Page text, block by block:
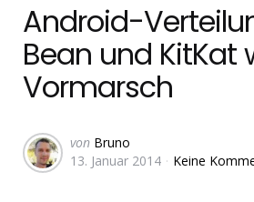
Android-
Bean und KitKat
Vormarsch
Geschrieben
von
von Bruno
13. Januar 2014
Keine